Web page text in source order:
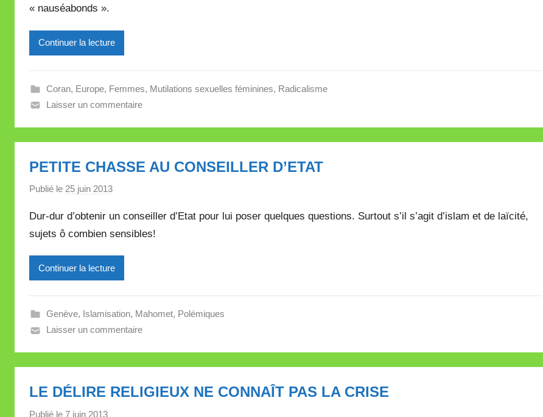
e
i
l
e
l
t
e
« nauséabonds ».
Continuer la lecture
Coran, Europe, Femmes, Mutilations sexuelles féminines, Radicalisme
Laisser un commentaire
PETITE CHASSE AU CONSEILLER D’ETAT
Publié le 25 juin 2013
r
M
r
e
l
l
l
Dur-dur d’obtenir un conseiller d’Etat pour lui poser quelques questions. Surtout s’il s’agit d’islam et de laïcité,
sujets ô combien sensibles!
Continuer la lecture
Genève, Islamisation, Mahomet, Polémiques
Laisser un commentaire
LE DÉLIRE RELIGIEUX NE CONNAÎT PAS LA CRISE
Publié le 7 juin 2013